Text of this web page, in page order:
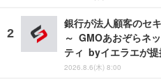
銀行が法人顧客のセ
～ GMOあおぞらネ
ティ byイエラエが提
2026.8.6(木) 8:00